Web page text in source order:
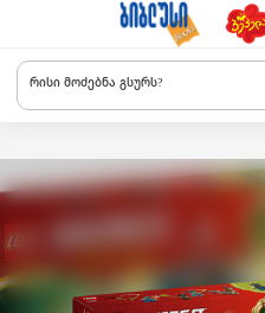
რისი მოძებნა გსურს?